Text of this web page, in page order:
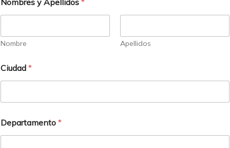
Nombres y Apellidos *
Nombre Apellidos
*
A
e
l
i
d
Ciudad *
Departamento *